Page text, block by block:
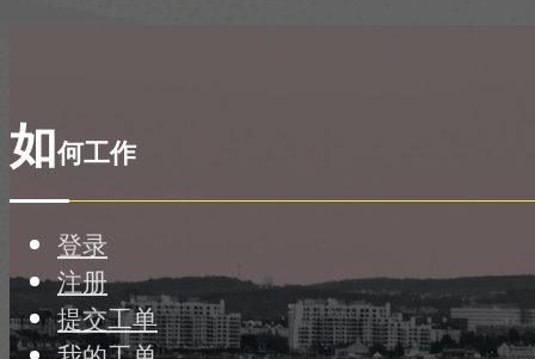
如何工作
登录
注册
提交工单